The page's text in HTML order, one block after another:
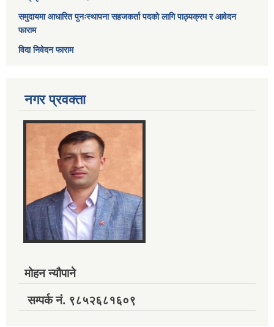
समुदायमा आधारित पुनःस्थापना सहजकर्ता पदको लागि पाठ्यक्रम र आवेदन
फाराम
विदा निवेदन फाराम
नगर प्रवक्ता
मोहन न्यौपाने
सम्पर्क नं. ९८५२६८१६०९